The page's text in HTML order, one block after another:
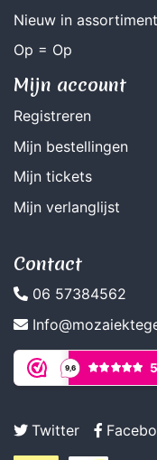
Nieuw in assortiment
Op = Op
Mijn account
Registreren
Mijn bestellingen
Mijn tickets
Mijn verlanglijst
Contact
06 57384562
Twitter